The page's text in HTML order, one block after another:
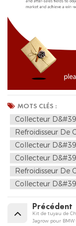
MOTS CLÉS :
Collecteur
Refroidisseur De
Collecteur
Collecteur
Refroidisseur De
Collecteur
Précédent
Kit de tuyau de
Jagrow pour BMW